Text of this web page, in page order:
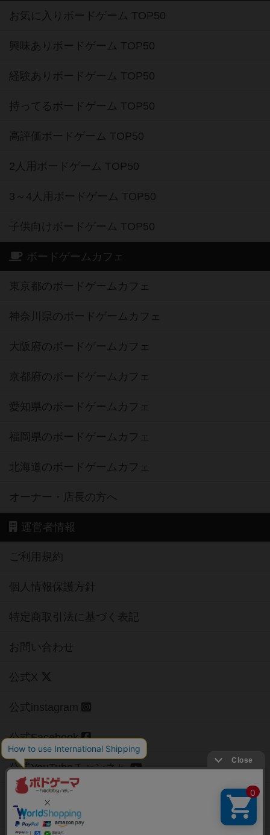
お気に入りボードゲーム TOP50
興味ありボードゲーム TOP50
経験ありボードゲーム TOP50
持ってるボードゲーム TOP50
高評価ボードゲーム TOP50
2人用ボードゲーム TOP50
3～4人用ボードゲーム TOP50
子供向けボードゲーム TOP50
ボードゲームカフェ
東京都のボードゲームカフェ
神奈川県のボードゲームカフェ
大阪府のボードゲームカフェ
京都府のボードゲームカフェ
愛知県のボードゲームカフェ
福岡県のボードゲームカフェ
北海道のボードゲームカフェ
オーナー・店長の方へ
運営者情報
ご利用規約
個人情報保護方針
特定商取引法に基づく表記
お問い合わせ
公式X
公式instagram
公式Facebook
公式YouTubeチャンネル